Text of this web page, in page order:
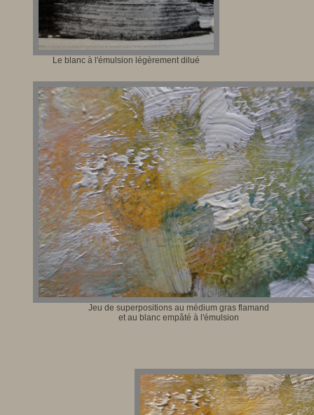
Le blanc à l'émulsion légèrement dilué
Jeu de superpositions au médium gras flamand
et au blanc empâté à l'émulsion